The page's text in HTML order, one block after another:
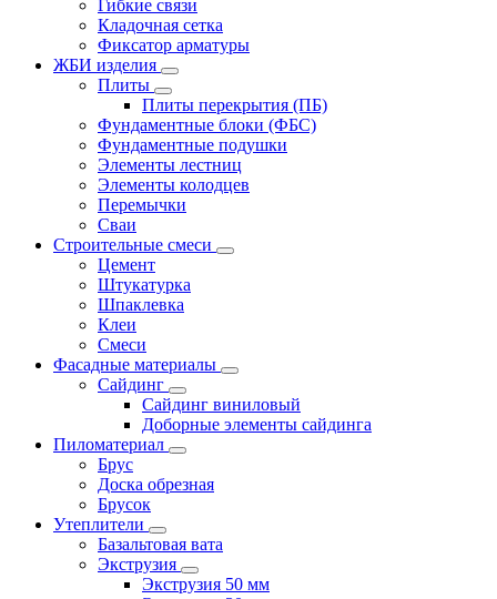
Гибкие связи
Кладочная сетка
Фиксатор арматуры
ЖБИ изделия
Плиты
Плиты перекрытия (ПБ)
Фундаментные блоки (ФБС)
Фундаментные подушки
Элементы лестниц
Элементы колодцев
Перемычки
Сваи
Строительные смеси
Цемент
Штукатурка
Шпаклевка
Клеи
Смеси
Фасадные материалы
Сайдинг
Сайдинг виниловый
Доборные элементы сайдинга
Пиломатериал
Брус
Доска обрезная
Брусок
Утеплители
Базальтовая вата
Экструзия
Экструзия 50 мм